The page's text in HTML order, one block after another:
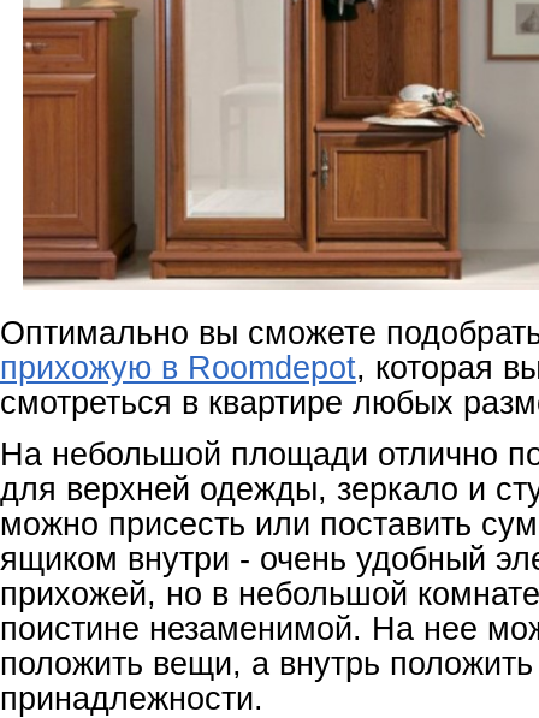
Оптимально вы сможете
прихожую в Roomdepot, которая
смотреться в квартире любых
На небольшой площади отлично
для верхней одежды, зеркало и
можно присесть или поставить
ящиком внутри - очень удобный
прихожей, но в небольшой
поистине незаменимой. На нее
положить вещи, а внутрь
принадлежности.